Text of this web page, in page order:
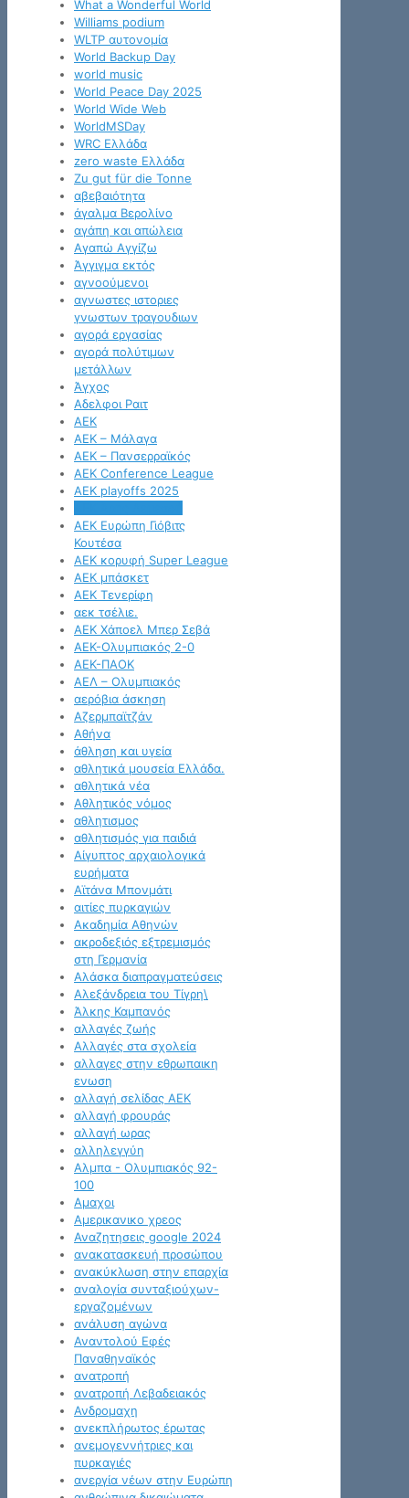
What a Wonderful World
Williams podium
WLTP αυτονομία
World Backup Day
world music
World Peace Day 2025
World Wide Web
WorldMSDay
WRC Ελλάδα
zero waste Ελλάδα
Zu gut für die Tonne
αβεβαιότητα
άγαλμα Βερολίνο
αγάπη και απώλεια
Αγαπώ Αγγίζω
Άγγιγμα εκτός
αγνοούμενοι
αγνωστες ιστοριες
γνωστων τραγουδιων
αγορά εργασίας
αγορά πολύτιμων
μετάλλων
Άγχος
Αδελφοι Ραιτ
ΑΕΚ
ΑΕΚ – Μάλαγα
ΑΕΚ – Πανσερραϊκός
ΑΕΚ Conference League
ΑΕΚ playoffs 2025
ΑΕΚ Ευρώπη Γιόβιτς
Κουτέσα
ΑΕΚ κορυφή Super League
ΑΕΚ μπάσκετ
ΑΕΚ Τενερίφη
αεκ τσέλιε.
ΑΕΚ Χάποελ Μπερ Σεβά
ΑΕΚ-Ολυμπιακός 2-0
ΑΕΚ-ΠΑΟΚ
ΑΕΛ – Ολυμπιακός
αερόβια άσκηση
Αζερμπαϊτζάν
Αθήνα
άθληση και υγεία
αθλητικά μουσεία Ελλάδα.
αθλητικά νέα
Αθλητικός νόμος
αθλητισμος
αθλητισμός για παιδιά
Αίγυπτος αρχαιολογικά
ευρήματα
Αϊτάνα Μπονμάτι
αιτίες πυρκαγιών
Ακαδημία Αθηνών
ακροδεξιός εξτρεμισμός
στη Γερμανία
Αλάσκα διαπραγματεύσεις
Αλεξάνδρεια του Τίγρη\
Άλκης Καμπανός
αλλαγές ζωής
Αλλαγές στα σχολεία
αλλαγες στην εθρωπαικη
ενωση
αλλαγή σελίδας ΑΕΚ
αλλαγή φρουράς
αλλαγή ωρας
αλληλεγγύη
Αλμπα - Ολυμπιακός 92-
100
Αμαχοι
Αμερικανικο χρεος
Αναζητησεις google 2024
ανακατασκευή προσώπου
ανακύκλωση στην επαρχία
αναλογία συνταξιούχων-
εργαζομένων
ανάλυση αγώνα
Αναντολού Εφές
Παναθηναϊκός
ανατροπή
ανατροπή Λεβαδειακός
Ανδρομαχη
ανεκπλήρωτος έρωτας
ανεμογεννήτριες και
πυρκαγιές
ανεργία νέων στην Ευρώπη